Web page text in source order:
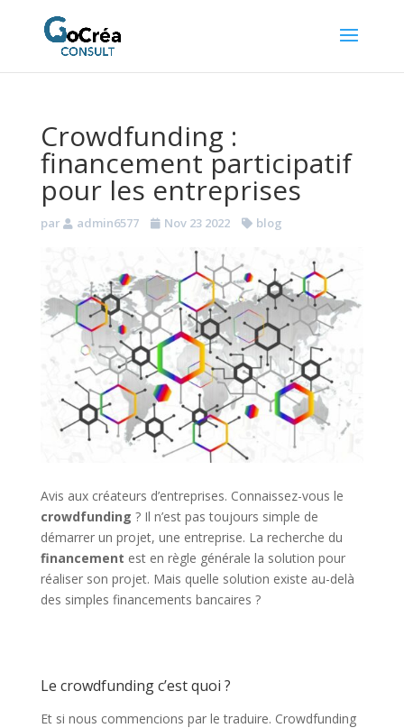
Crowdfunding :
financement participatif
pour les entreprises
par admin6577 Nov 23 2022 blog
Avis aux créateurs d’entreprises. Connaissez-vous le
crowdfunding ? Il n’est pas toujours simple de
démarrer un projet, une entreprise. La recherche du
financement est en règle générale la solution pour
réaliser son projet. Mais quelle solution existe au-delà
des simples financements bancaires ?
Le crowdfunding c’est quoi ?
Et si nous commencions par le traduire. Crowdfunding